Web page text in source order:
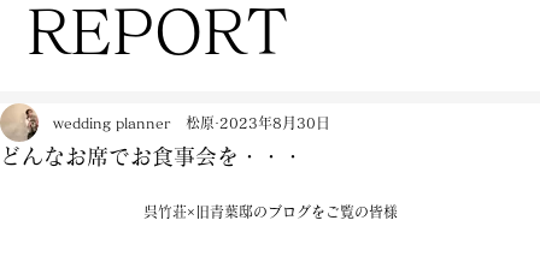
REPORT
どんなお席でお食事会を・・・
wedding planner 松原 2023年8月30日
呉竹荘×旧青葉邸のブログをご覧の皆様